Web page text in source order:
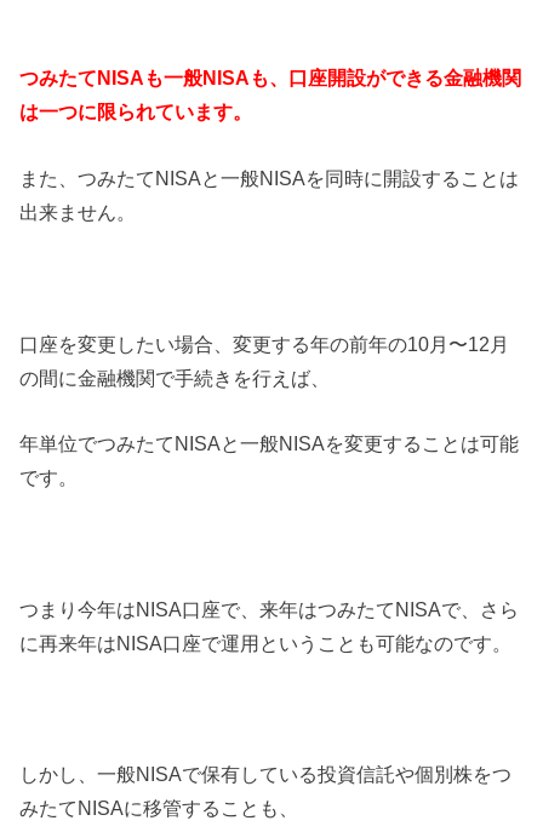
つみたてNISAも一般NISAも、口座開設ができる金融機関
は一つに限られています。
また、つみたてNISAと一般NISAを同時に開設することは
出来ません。
口座を変更したい場合、変更する年の前年の10月〜12月
の間に金融機関で手続きを行えば、
年単位でつみたてNISAと一般NISAを変更することは可能
です。
つまり今年はNISA口座で、来年はつみたてNISAで、さら
に再来年はNISA口座で運用ということも可能なのです。
しかし、一般NISAで保有している投資信託や個別株をつ
みたてNISAに移管することも、